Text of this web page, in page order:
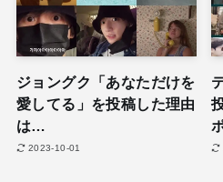
ジョングク「あなただけを
愛してる」を投稿した理由
は…
2023-10-01